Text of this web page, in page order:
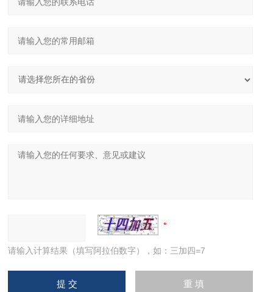
请输入计算结果（填写阿拉伯数字），如：三加四=7